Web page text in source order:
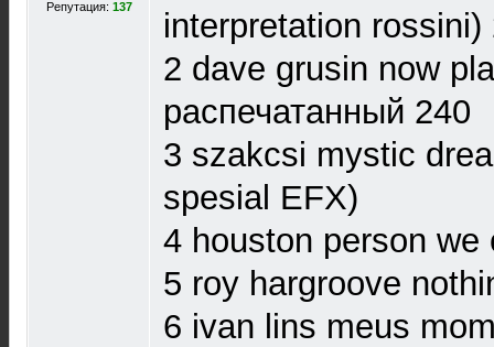
Репутация: 137
interpretation rossini)
2 dave grusin now
распечатанный 240
3 szakcsi mystic
spesial EFX)
4 houston person
5 roy hargroove
6 ivan lins meus